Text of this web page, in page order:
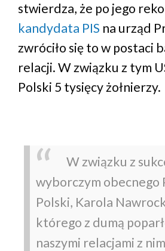
stwierdza, że po jego
kandydata PIS na urząd
zwróciło się to w postaci
relacji. W związku z tym
Polski 5 tysięcy żołnierzy.
W związku z
wyborczym obecnego
Polski, Karola
którego z dumą
naszymi relacjami z